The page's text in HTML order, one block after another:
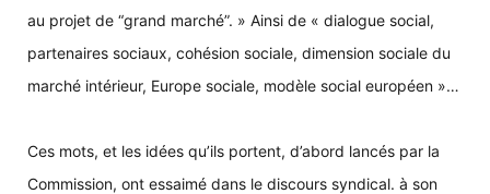
au projet de “grand marché”. » Ainsi de « dialogue social,
partenaires sociaux, cohésion sociale, dimension sociale du
marché intérieur, Europe sociale, modèle social européen »…
Ces mots, et les idées qu’ils portent, d’abord lancés par la
Commission, ont essaimé dans le discours syndical. à son